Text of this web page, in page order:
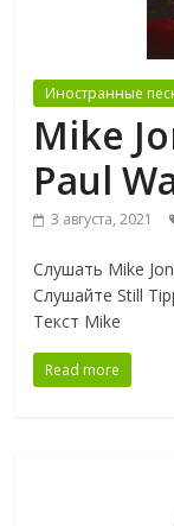
Иностранные
Mike
Paul
3 августа, 2021
Слушать Mike
Слушайте Still
Текст Mike
Read more